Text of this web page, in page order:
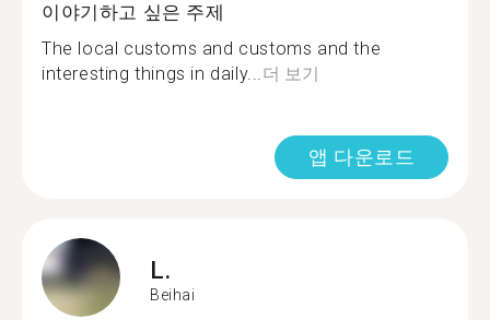
이야기하고 싶은 주제
The local customs and customs and the
interesting things in daily...더 보기
앱 다운로드
L.
Beihai